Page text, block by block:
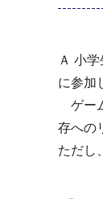
Ａ 小
に参加
ゲー
存への
ただし